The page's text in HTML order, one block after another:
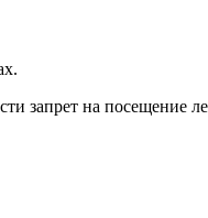
запрет на посещение